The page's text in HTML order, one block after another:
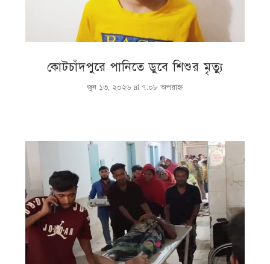
কোটচাঁদপুরে পানিতে ডুবে শিশুর মৃত্যু
জুন ১৩, ২০২৬ at ৭:০৮ অপরাহ্ণ